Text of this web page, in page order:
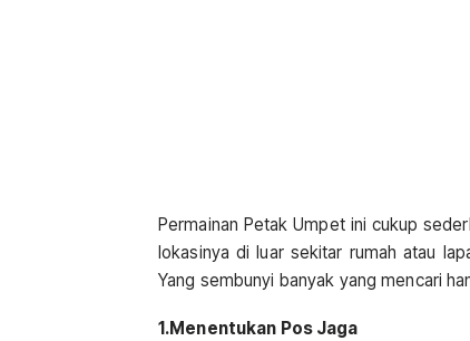
Permainan Petak Umpet ini cukup
lokasinya di luar sekitar rumah atau
Yang sembunyi banyak yang mencari
1.Menentukan Pos Jaga